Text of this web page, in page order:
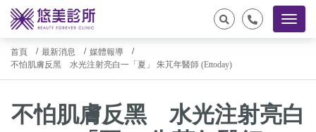
首頁 最新消息
媒體報導
不怕肌膚反黑 水光注射亮白一「夏」 朱芃年醫師 (Ettoday)
不怕肌膚反黑 水光注射亮白